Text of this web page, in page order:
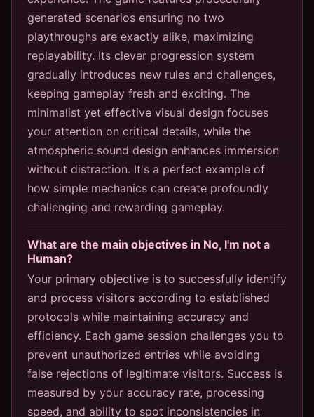
generated scenarios ensuring no two
playthroughs are exactly alike, maximizing
replayability. Its clever progression system
gradually introduces new rules and challenges,
keeping gameplay fresh and exciting. The
minimalist yet effective visual design focuses
your attention on critical details, while the
atmospheric sound design enhances immersion
without distraction. It's a perfect example of
how simple mechanics can create profoundly
challenging and rewarding gameplay.
What are the main objectives in No, I'm not a
Human?
Your primary objective is to successfully identify
and process visitors according to established
protocols while maintaining accuracy and
efficiency. Each game session challenges you to
prevent unauthorized entries while avoiding
false rejections of legitimate visitors. Success is
measured by your accuracy rate, processing
speed, and ability to spot inconsistencies in